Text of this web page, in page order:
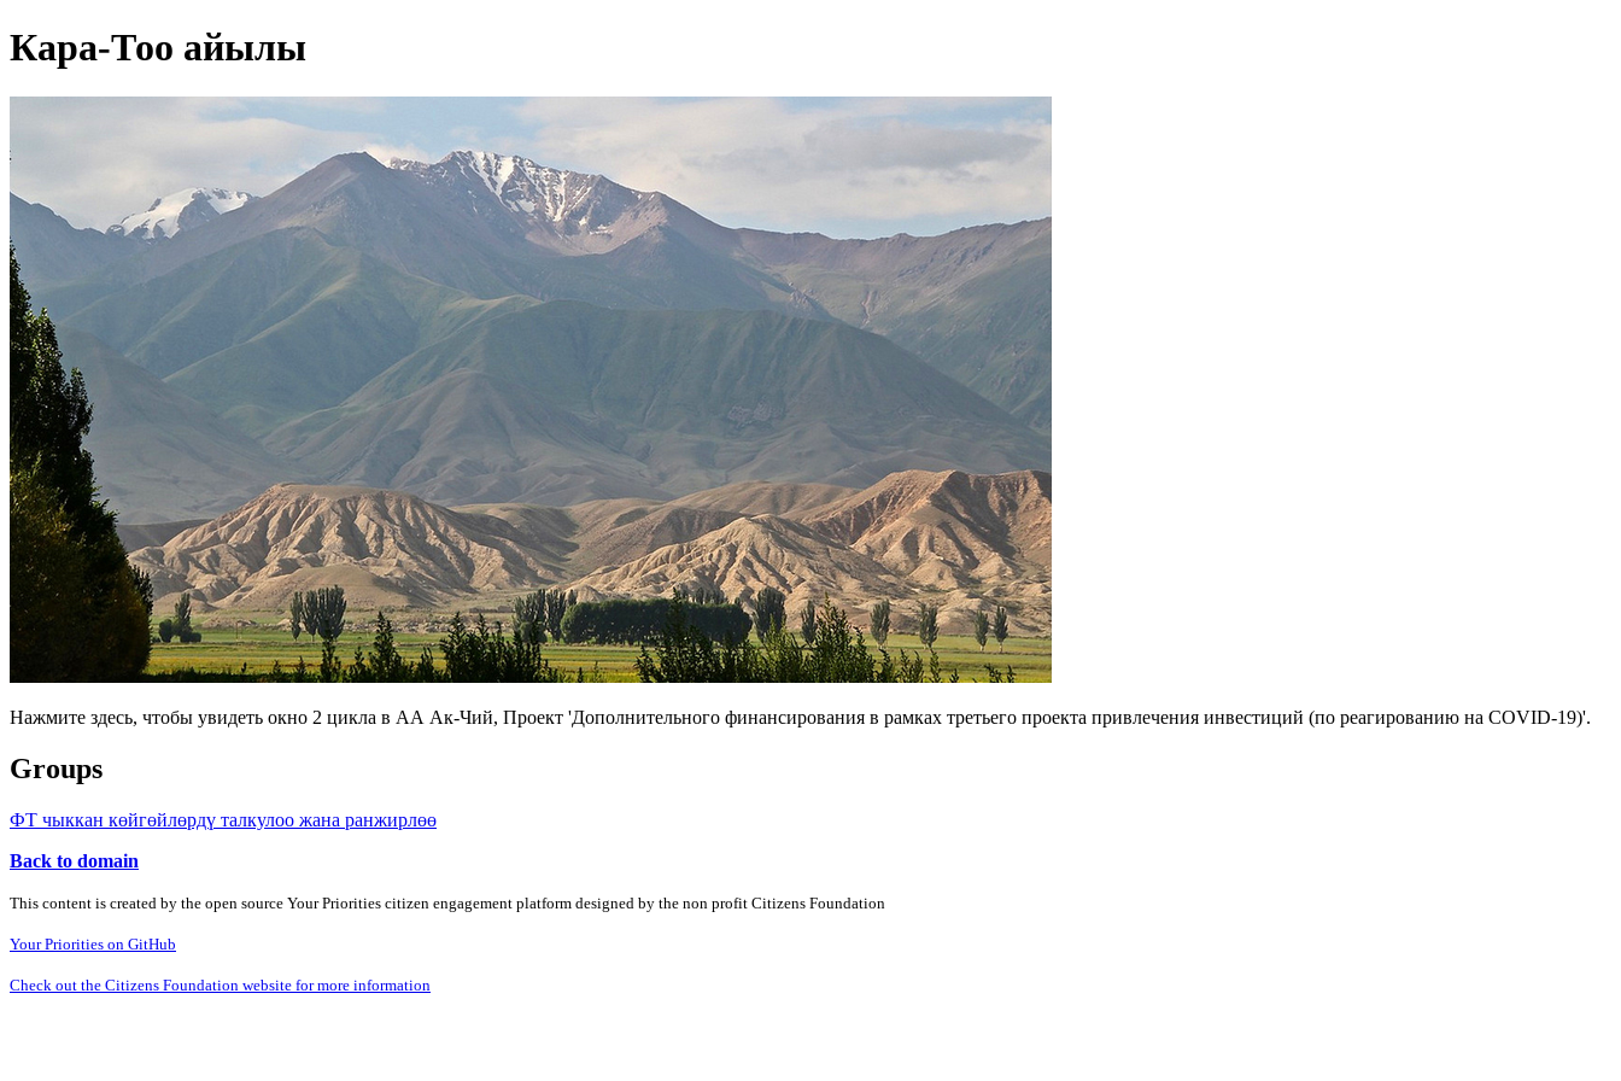
Кара-Тоо айылы
Нажмите здесь, чтобы увидеть окно 2 цикла в АА Ак-Чий, Проект 'Дополнительного финансирования в рамках третьего проекта привлечения инвестиций (по реагированию на COVID-19)'.
Groups
ФТ чыккан көйгөйлөрдү талкулоо жана ранжирлөө
Back to domain
This content is created by the open source Your Priorities citizen engagement platform designed by the non profit Citizens Foundation
Your Priorities on GitHub
Check out the Citizens Foundation website for more information